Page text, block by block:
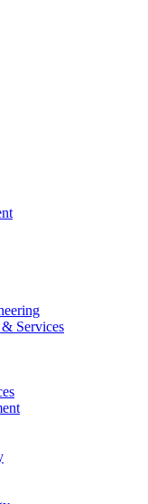
Services